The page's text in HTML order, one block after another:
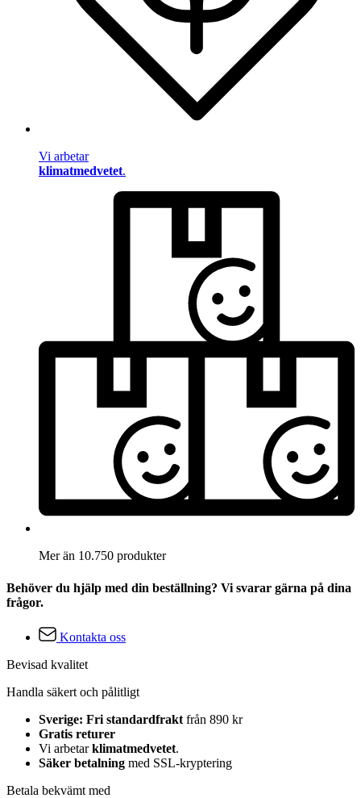
Vi arbetar
klimatmedvetet.
Mer än 10.750 produkter
Behöver du hjälp med din beställning? Vi svarar gärna på dina
frågor.
Kontakta oss
Bevisad kvalitet
Handla säkert och pålitligt
Sverige: Fri standardfrakt från 890 kr
Gratis returer
Vi arbetarklimatmedvetet.
Säker betalning med SSL-kryptering
Betala bekvämt med